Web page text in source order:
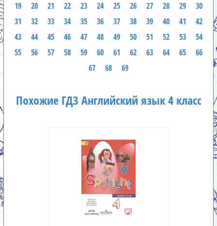
19
20 21 22 23 24 25 26 27 28 29
30
31
32 33 34 35 36 37 38 39 40 41
42
43
44 45 46 47 48 49 50 51 52 53
54
55
56 57 58 59 60 61 62 63 64 65
66
67
68 69
Похожие ГДЗ Английский язык 4 класс